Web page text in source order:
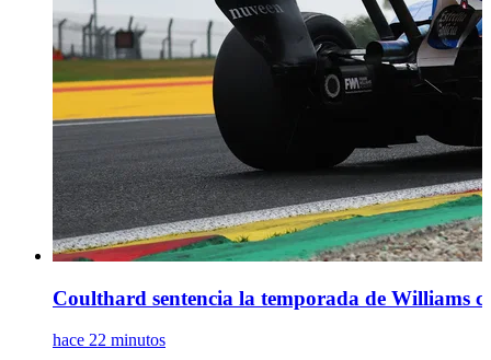
Coulthard sentencia la temporada de Williams
hace 22 minutos